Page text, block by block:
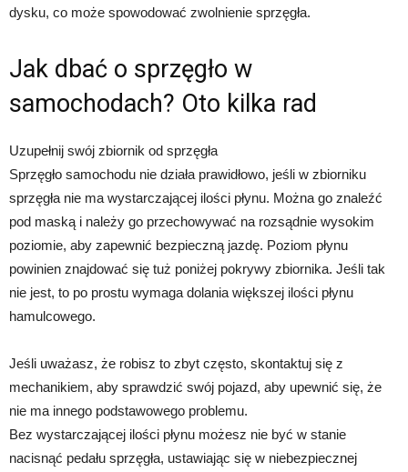
dysku, co może spowodować zwolnienie sprzęgła.
Jak dbać o sprzęgło w
samochodach? Oto kilka rad
Uzupełnij swój zbiornik od sprzęgła
Sprzęgło samochodu nie działa prawidłowo, jeśli w zbiorniku
sprzęgła nie ma wystarczającej ilości płynu. Można go znaleźć
pod maską i należy go przechowywać na rozsądnie wysokim
poziomie, aby zapewnić bezpieczną jazdę. Poziom płynu
powinien znajdować się tuż poniżej pokrywy zbiornika. Jeśli tak
nie jest, to po prostu wymaga dolania większej ilości płynu
hamulcowego.
Jeśli uważasz, że robisz to zbyt często, skontaktuj się z
mechanikiem, aby sprawdzić swój pojazd, aby upewnić się, że
nie ma innego podstawowego problemu.
Bez wystarczającej ilości płynu możesz nie być w stanie
nacisnąć pedału sprzęgła, ustawiając się w niebezpiecznej